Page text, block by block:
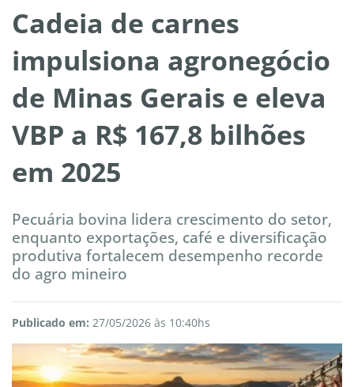
Cadeia de carnes
impulsiona agronegócio
de Minas Gerais e eleva
VBP a R$ 167,8 bilhões
em 2025
Pecuária bovina lidera crescimento do setor,
enquanto exportações, café e diversificação
produtiva fortalecem desempenho recorde
do agro mineiro
Publicado em: 27/05/2026 às 10:40hs